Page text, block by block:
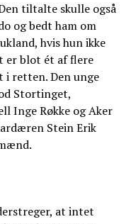
tiltalte skulle også
og bedt ham om
hvis hun ikke
er blot ét af flere
i retten. Den unge
Stortinget,
Inge Røkke og Aker
Stein Erik
at intet